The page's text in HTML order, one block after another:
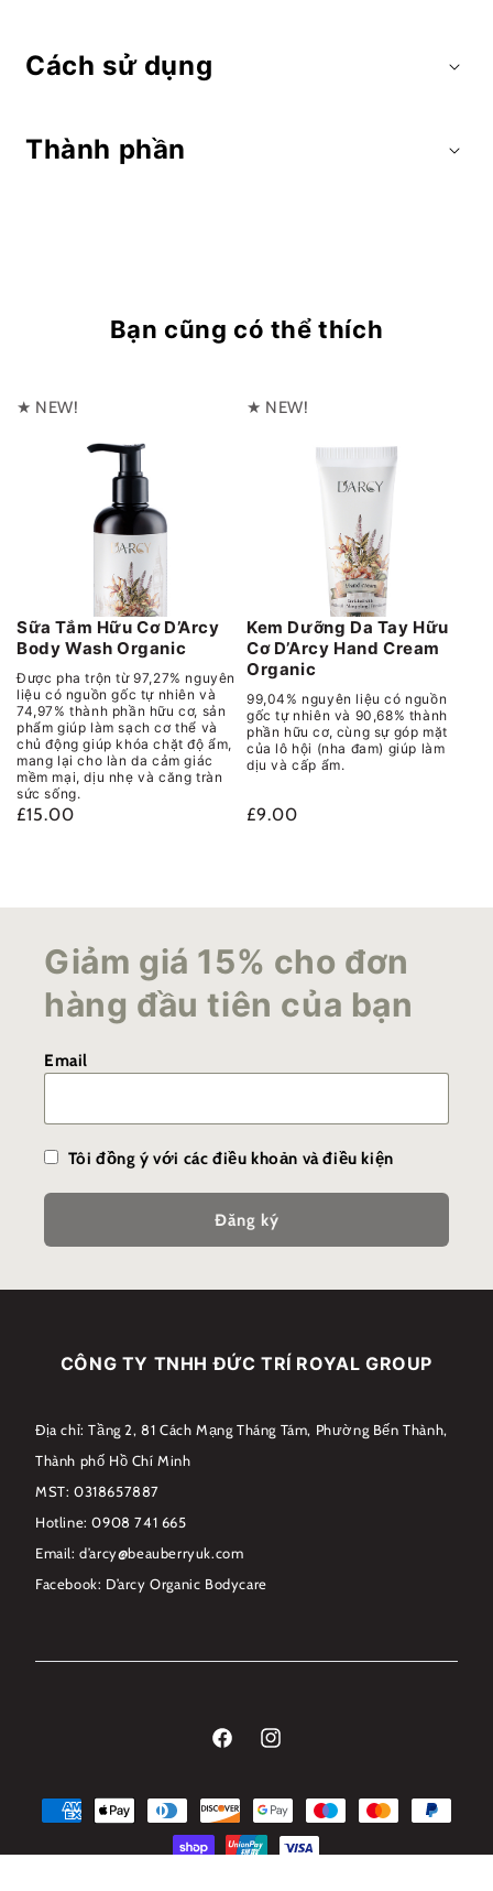
Cách sử dụng
Thành phần
Bạn cũng có thể thích
★ NEW!
Sữa Tắm Hữu Cơ D’Arcy
Body Wash Organic
Được pha trộn từ 97,27% nguyên
liệu có nguồn gốc tự nhiên và
74,97% thành phần hữu cơ, sản
phẩm giúp làm sạch cơ thể và
chủ động giúp khóa chặt độ ẩm,
mang lại cho làn da cảm giác
mềm mại, dịu nhẹ và căng tràn
sức sống.
£15.00
★ NEW!
Kem Dưỡng Da Tay Hữu
Cơ D’Arcy Hand Cream
Organic
99,04% nguyên liệu có nguồn
gốc tự nhiên và 90,68% thành
phần hữu cơ, cùng sự góp mặt
của lô hội (nha đam) giúp làm
dịu và cấp ẩm.
£9.00
Giảm giá 15% cho đơn
hàng đầu tiên của bạn
Email
Tôi đồng ý với các điều khoản và điều kiện
Đăng ký
CÔNG TY TNHH ĐỨC TRÍ ROYAL GROUP
Địa chỉ: Tầng 2, 81 Cách Mạng Tháng Tám, Phường Bến Thành,
Thành phố Hồ Chí Minh
MST: 0318657887
Hotline: 0908 741 665
Email: d’arcy@beauberryuk.com
Facebook: D’arcy Organic Bodycare
FacebookInstagram